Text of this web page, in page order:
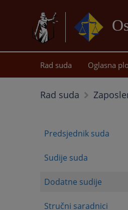
Rad suda Oglasna
Rad suda
Predsjednik suda
Sudije suda
Dodatne sudije
Stručni saradnici